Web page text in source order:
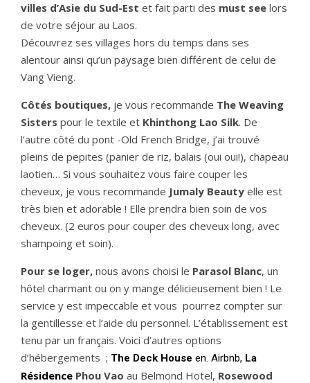
villes d’Asie du Sud-Est et fait parti des must see lors
de votre séjour au Laos.
Découvrez ses villages hors du temps dans ses
alentour ainsi qu’un paysage bien différent de celui de
Vang Vieng.
Côtés boutiques, je vous recommande The Weaving
Sisters pour le textile et Khinthong Lao Silk. De
l’autre côté du pont -Old French Bridge, j’ai trouvé
pleins de pepites (panier de riz, balais (oui oui!), chapeau
laotien… Si vous souhaitez vous faire couper les
cheveux, je vous recommande Jumaly Beauty elle est
très bien et adorable ! Elle prendra bien soin de vos
cheveux. (2 euros pour couper des cheveux long, avec
shampoing et soin).
Pour se loger, nous avons choisi le Parasol Blanc, un
hôtel charmant ou on y mange délicieusement bien ! Le
service y est impeccable et vous pourrez compter sur
la gentillesse et l’aide du personnel. L’établissement est
tenu par un français. Voici d’autres options
d’hébergements ; The Deck House en. Airbnb,
Résidence Phou Vao au Belmond Hotel, Rosewood